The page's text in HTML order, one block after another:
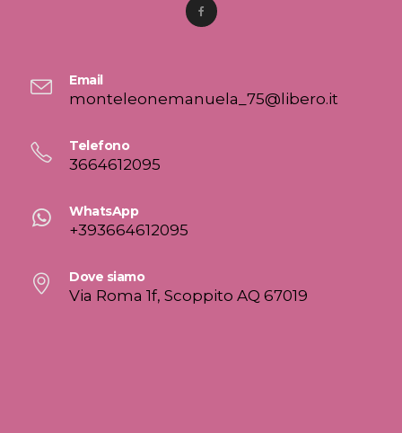
Email
monteleonemanuela_75@libero.it
Telefono
3664612095
WhatsApp
+393664612095
Dove siamo
Via Roma 1f, Scoppito AQ 67019